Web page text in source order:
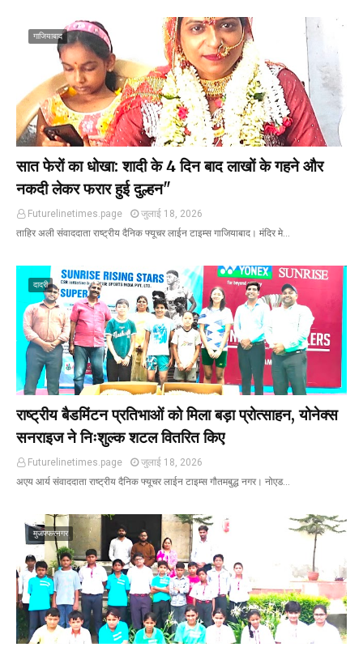
गाजियाबाद
सात फेरों का धोखा: शादी के 4 दिन बाद लाखों के गहने और
नकदी लेकर फरार हुई दुल्हन"
Futurelinetimes.page
जुलाई 18, 2026
ताहिर अली संवाददाता राष्ट्रीय दैनिक फ्यूचर लाईन टाइम्स गाजियाबाद। मंदिर मे…
दादरी
राष्ट्रीय बैडमिंटन प्रतिभाओं को मिला बड़ा प्रोत्साहन, योनेक्स
सनराइज ने निःशुल्क शटल वितरित किए
Futurelinetimes.page
जुलाई 18, 2026
अएय आर्य संवाददाता राष्ट्रीय दैनिक फ्यूचर लाईन टाइम्स गौतमबुद्ध नगर। नोएड…
मुजफ्फरनगर